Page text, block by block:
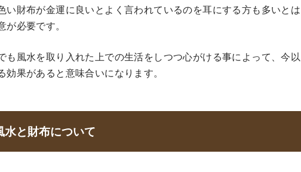
い財布が金運に良いとよく言われているのを耳にする方も多いとは
が必要です。
も風水を取り入れた上での生活をしつつ心がける事によって、今以
効果があると意味合いになります。
水と財布について